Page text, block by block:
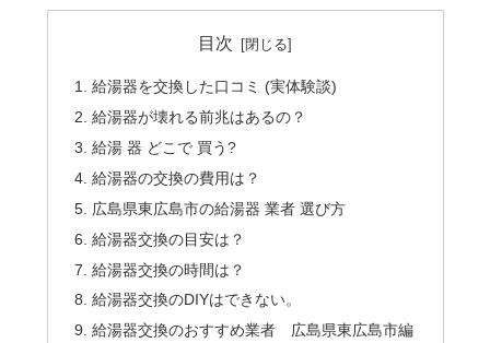
目次
給湯器を交換した口コミ (実体験談)
給湯器が壊れる前兆はあるの？
給湯 器 どこで 買う?
給湯器の交換の費用は？
広島県東広島市の給湯器 業者 選び方
給湯器交換の目安は？
給湯器交換の時間は？
給湯器交換のDIYはできない。
給湯器交換のおすすめ業者 広島県東広島市編